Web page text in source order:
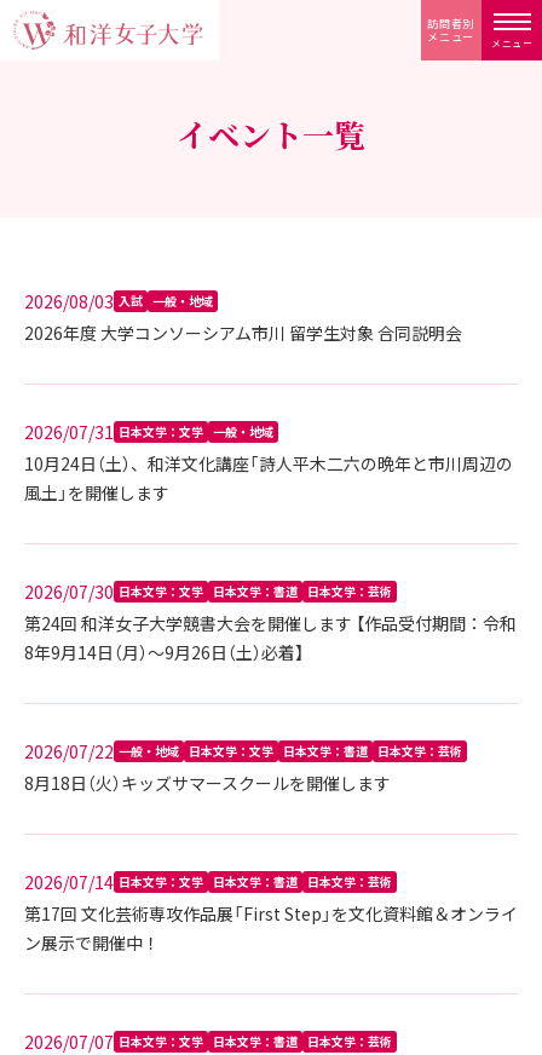
メニュー
訪問者別
メニュー
イベント一覧
2026/08/03 入試 一般・地域
2026年度 大学コンソーシアム市川 留学生対象 合同説明会
2026/07/31 日本文学：文学 一般・地域
10月24日（土）、和洋文化講座「詩人平木二六の晩年と市川周辺の
風土」を開催します
2026/07/30 日本文学：文学 日本文学：書道 日本文学：芸術
第24回 和洋女子大学競書大会を開催します 【作品受付期間：令和
8年9月14日（月）～9月26日（土）必着】
2026/07/22 一般・地域 日本文学：文学 日本文学：書道 日本文学：芸術
8月18日（火）キッズサマースクールを開催します
2026/07/14 日本文学：文学 日本文学：書道 日本文学：芸術
第17回 文化芸術専攻作品展「First Step」を文化資料館＆オンライ
ン展示で開催中！
2026/07/07 日本文学：文学 日本文学：書道 日本文学：芸術